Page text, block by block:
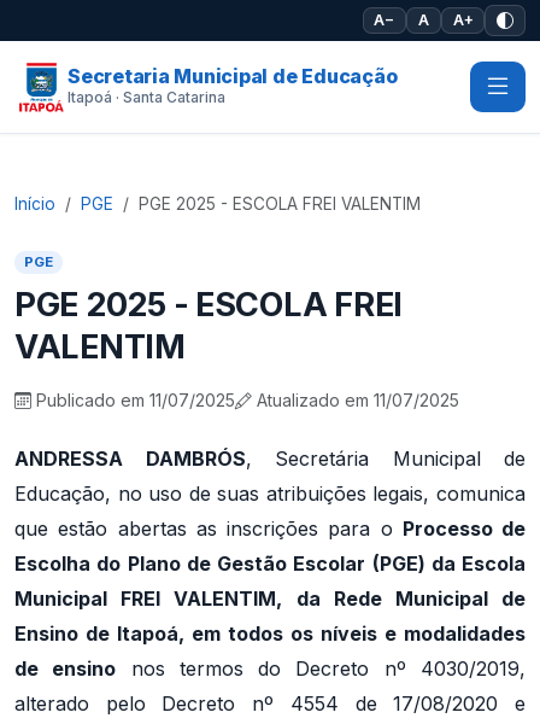
A− A A+
Secretaria Municipal de Educação
Itapoá · Santa Catarina
Início PGE PGE 2025 - ESCOLA FREI VALENTIM
PGE
PGE 2025 - ESCOLA FREI
VALENTIM
Publicado em 11/07/2025 Atualizado em 11/07/2025
ANDRESSA DAMBRÓS, Secretária Municipal de
Educação, no uso de suas atribuições legais, comunica
que estão abertas as inscrições para o Processo de
Escolha do Plano de Gestão Escolar (PGE) da Escola
Municipal FREI VALENTIM, da Rede Municipal de
Ensino de Itapoá, em todos os níveis e modalidades
de ensino nos termos do Decreto nº 4030/2019,
alterado pelo Decreto nº 4554 de 17/08/2020 e